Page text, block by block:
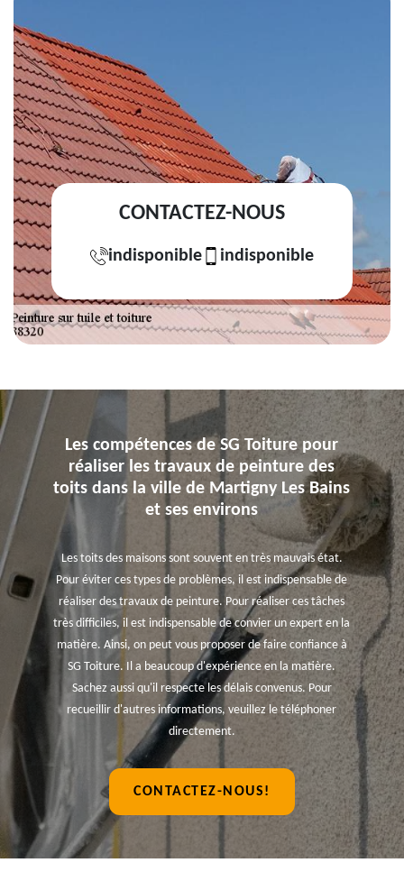
CONTACTEZ-NOUS
indisponible indisponible
Les compétences de SG Toiture pour
réaliser les travaux de peinture des
toits dans la ville de Martigny Les Bains
et ses environs
Les toits des maisons sont souvent en très mauvais état.
Pour éviter ces types de problèmes, il est indispensable de
réaliser des travaux de peinture. Pour réaliser ces tâches
très difficiles, il est indispensable de convier un expert en la
matière. Ainsi, on peut vous proposer de faire confiance à
SG Toiture. Il a beaucoup d'expérience en la matière.
Sachez aussi qu'il respecte les délais convenus. Pour
recueillir d'autres informations, veuillez le téléphoner
directement.
CONTACTEZ-NOUS!